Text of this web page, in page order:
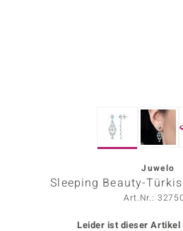
Juwelo
Sleeping Beauty-
Art.Nr.:
Leider ist dieser